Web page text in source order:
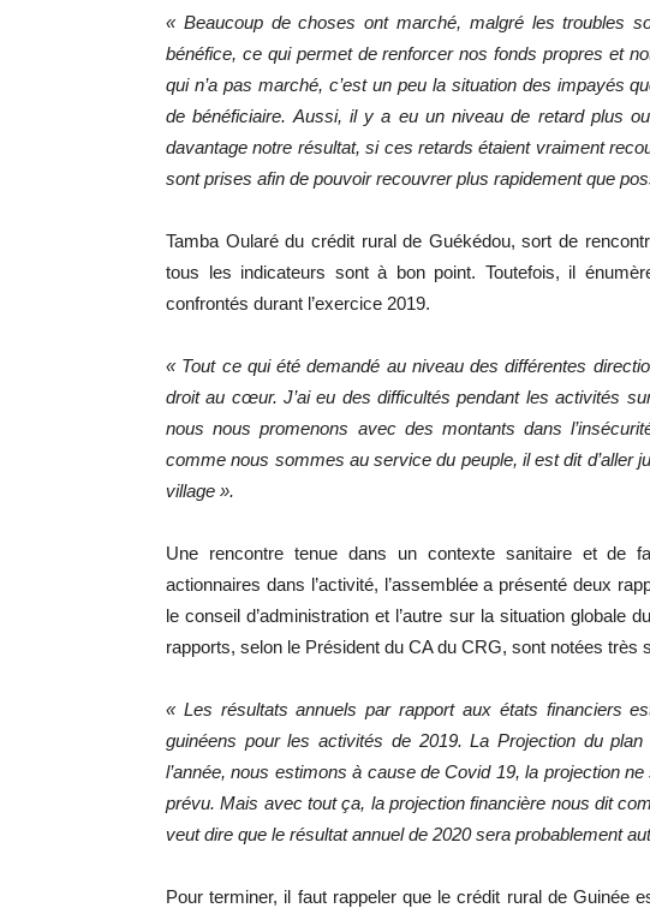
« Beaucoup de choses ont marché, malgré les troubles
bénéfice, ce qui permet de renforcer nos fonds propres et
qui n’a pas marché, c’est un peu la situation des impayés
de bénéficiaire. Aussi, il y a eu un niveau de retard plus
davantage notre résultat, si ces retards étaient vraiment
sont prises afin de pouvoir recouvrer plus rapidement que
Tamba Oularé du crédit rural de Guékédou, sort de
tous les indicateurs sont à bon point. Toutefois, il
confrontés durant l’exercice 2019.
« Tout ce qui été demandé au niveau des différentes
droit au cœur. J’ai eu des difficultés pendant les activités
nous nous promenons avec des montants dans
comme nous sommes au service du peuple, il est dit d’aller
village ».
Une rencontre tenue dans un contexte sanitaire et de
actionnaires dans l’activité, l’assemblée a présenté deux
le conseil d’administration et l’autre sur la situation globale
rapports, selon le Président du CA du CRG, sont notées très
« Les résultats annuels par rapport aux états financiers
guinéens pour les activités de 2019. La Projection du
l’année, nous estimons à cause de Covid 19, la projection
prévu. Mais avec tout ça, la projection financière nous dit
veut dire que le résultat annuel de 2020 sera probablement
Pour terminer, il faut rappeler que le crédit rural de Guinée